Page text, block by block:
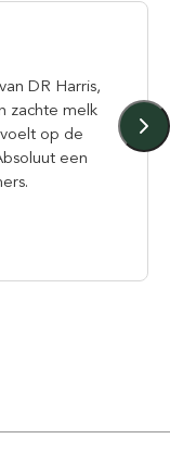
DR Harris,
zachte melk
op de
een